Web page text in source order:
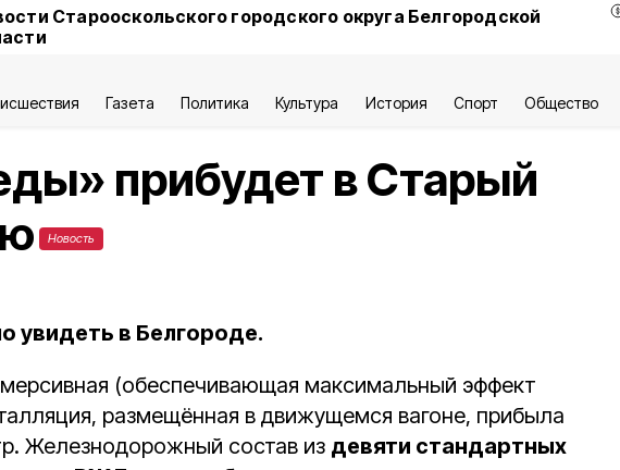
Старооскольского городского округа Белгородской
Газета Политика Культура История Спорт Общество
прибудет в Старый
Новость
увидеть в Белгороде.
(обеспечивающая максимальный эффект
размещённая в движущемся вагоне, прибыла
Железнодорожный состав из девяти стандартных